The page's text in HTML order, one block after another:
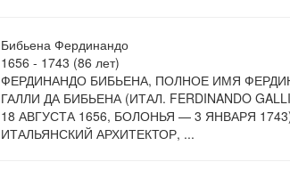
Бибьена Фердинандо
1656 - 1743 (86 лет)
ФЕРДИНАНДО БИБЬЕНА, ПОЛНОЕ ИМЯ
ГАЛЛИ ДА БИБЬЕНА (ИТАЛ. FERDINANDO GALLI
18 АВГУСТА 1656, БОЛОНЬЯ — 3 ЯНВАРЯ
ИТАЛЬЯНСКИЙ АРХИТЕКТОР, ...